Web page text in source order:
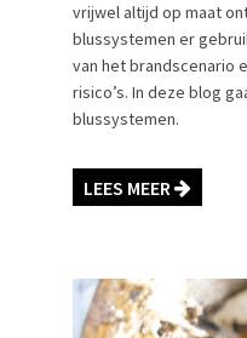
vrijwel altijd op maat
blussystemen er
van het brandscenario
risico’s. In deze blog
blussystemen.
LEES MEER